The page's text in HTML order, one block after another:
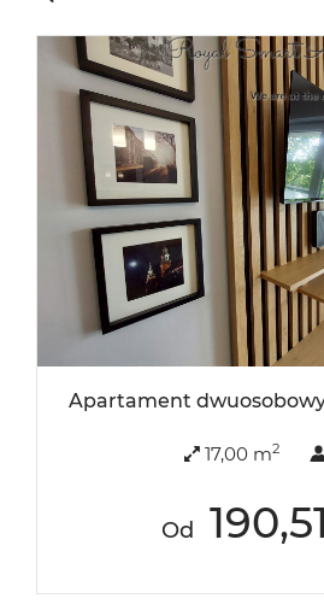
Apartament
17,00 m2
Od